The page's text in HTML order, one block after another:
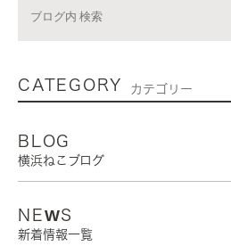
CATEGORY カテゴリー
BLOG
横浜ねこブログ
NEWS
新着情報一覧